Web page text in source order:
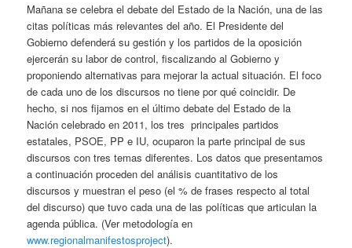
Mañana se celebra el debate del Estado de la Nación, una de las
citas políticas más relevantes del año. El Presidente del
Gobierno defenderá su gestión y los partidos de la oposición
ejercerán su labor de control, fiscalizando al Gobierno y
proponiendo alternativas para mejorar la actual situación. El foco
de cada uno de los discursos no tiene por qué coincidir. De
hecho, si nos fijamos en el último debate del Estado de la
Nación celebrado en 2011, los tres principales partidos
estatales, PSOE, PP e IU, ocuparon la parte principal de sus
discursos con tres temas diferentes. Los datos que presentamos
a continuación proceden del análisis cuantitativo de los
discursos y muestran el peso (el % de frases respecto al total
del discurso) que tuvo cada una de las políticas que articulan la
agenda pública. (Ver metodología en
www.regionalmanifestosproject).